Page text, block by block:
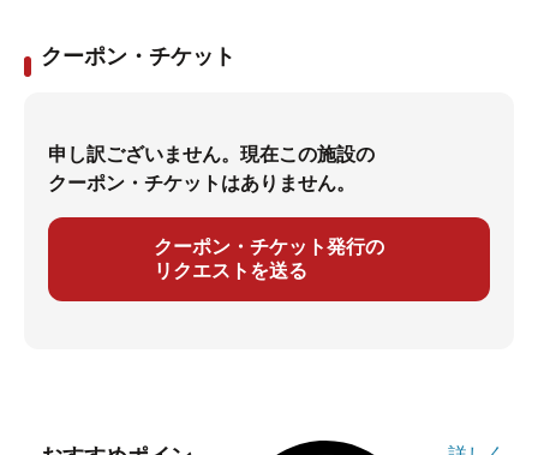
クーポン・チケット
申し訳ございません。現在この施設の
クーポン・チケットはありません。
クーポン・チケット発行の
リクエストを送る